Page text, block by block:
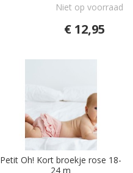
Niet op voorraad
€ 12,95
Petit Oh! Kort broekje rose 18-
24 m